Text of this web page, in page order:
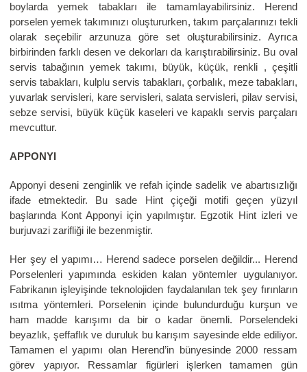
boylarda yemek tabakları ile tamamlayabilirsiniz. Herend
porselen yemek takımınızı oluştururken, takım parçalarınızı tekli
olarak seçebilir arzunuza göre set oluşturabilirsiniz. Ayrıca
birbirinden farklı desen ve dekorları da karıştırabilirsiniz. Bu oval
servis tabağının yemek takımı, büyük, küçük, renkli , çeşitli
servis tabakları, kulplu servis tabakları, çorbalık, meze tabakları,
yuvarlak servisleri, kare servisleri, salata servisleri, pilav servisi,
sebze servisi, büyük küçük kaseleri ve kapaklı servis parçaları
mevcuttur.
APPONYI
Apponyi deseni zenginlik ve refah içinde sadelik ve abartısızlığı
ifade etmektedir. Bu sade Hint çiçeği motifi geçen yüzyıl
başlarında Kont Apponyi için yapılmıştır. Egzotik Hint izleri ve
burjuvazi zarifliği ile bezenmiştir.
Her şey el yapımı… Herend sadece porselen değildir... Herend
Porselenleri yapımında eskiden kalan yöntemler uygulanıyor.
Fabrikanın işleyişinde teknolojiden faydalanılan tek şey fırınların
ısıtma yöntemleri. Porselenin içinde bulundurduğu kurşun ve
ham madde karışımı da bir o kadar önemli. Porselendeki
beyazlık, şeffaflık ve duruluk bu karışım sayesinde elde ediliyor.
Tamamen el yapımı olan Herend’in bünyesinde 2000 ressam
görev yapıyor. Ressamlar figürleri işlerken tamamen gün